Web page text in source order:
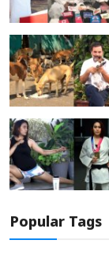
Popular Tags